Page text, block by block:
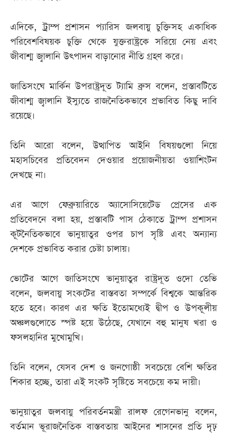
এদিকে, ট্রাম্প প্রশাসন প্যারিস জলবায়ু চুক্তিসহ একাধিক
পরিবেশবিষয়ক চুক্তি থেকে যুক্তরাষ্ট্রকে সরিয়ে নেয় এবং
জীবাশ্ম জ্বালানি উৎপাদন বাড়ানোর নীতি গ্রহণ করে।
জাতিসংঘে মার্কিন উপরাষ্ট্রদূত ট্যামি ব্রুস বলেন, প্রস্তাবটিতে
জীবাশ্ম জ্বালানি ইস্যুতে রাজনৈতিকভাবে প্রভাবিত কিছু দাবি
রয়েছে।
তিনি আরো বলেন, উত্থাপিত আইনি বিষয়গুলো নিয়ে
মহাসচিবের প্রতিবেদন দেওয়ার প্রয়োজনীয়তা ওয়াশিংটন
দেখছে না।
এর আগে ফেব্রুয়ারিতে অ্যাসোসিয়েটেড প্রেসের এক
প্রতিবেদনে বলা হয়, প্রস্তাবটি পাস ঠেকাতে ট্রাম্প প্রশাসন
কূটনৈতিকভাবে ভানুয়াতুর ওপর চাপ সৃষ্টি এবং অন্যান্য
দেশকে প্রভাবিত করার চেষ্টা চালায়।
ভোটের আগে জাতিসংঘে ভানুয়াতুর রাষ্ট্রদূত ওদো তেভি
বলেন, জলবায়ু সংকটের বাস্তবতা সম্পর্কে বিশ্বকে আন্তরিক
হতে হবে। কারণ এর ক্ষতি ইতোমধ্যেই দ্বীপ ও উপকূলীয়
অঞ্চলগুলোতে স্পষ্ট হয়ে উঠেছে, যেখানে বহু মানুষ খরা ও
ফসলহানির মুখোমুখি।
তিনি বলেন, যেসব দেশ ও জনগোষ্ঠী সবচেয়ে বেশি ক্ষতির
শিকার হচ্ছে, তারা এই সংকট সৃষ্টিতে সবচেয়ে কম দায়ী।
ভানুয়াতুর জলবায়ু পরিবর্তনমন্ত্রী রালফ রেগেনভানু বলেন,
বর্তমান ভূরাজনৈতিক বাস্তবতায় আইনের শাসনের প্রতি দৃঢ়